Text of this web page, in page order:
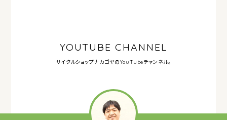
YOUTUBE CHANNEL
サイクルショップナカゴヤのYouTubeチャンネル。